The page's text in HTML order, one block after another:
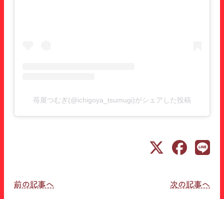
苺屋つむぎ(@ichigoya_tsumugi)がシェアした投稿
投
前の記事へ 次の記事へ